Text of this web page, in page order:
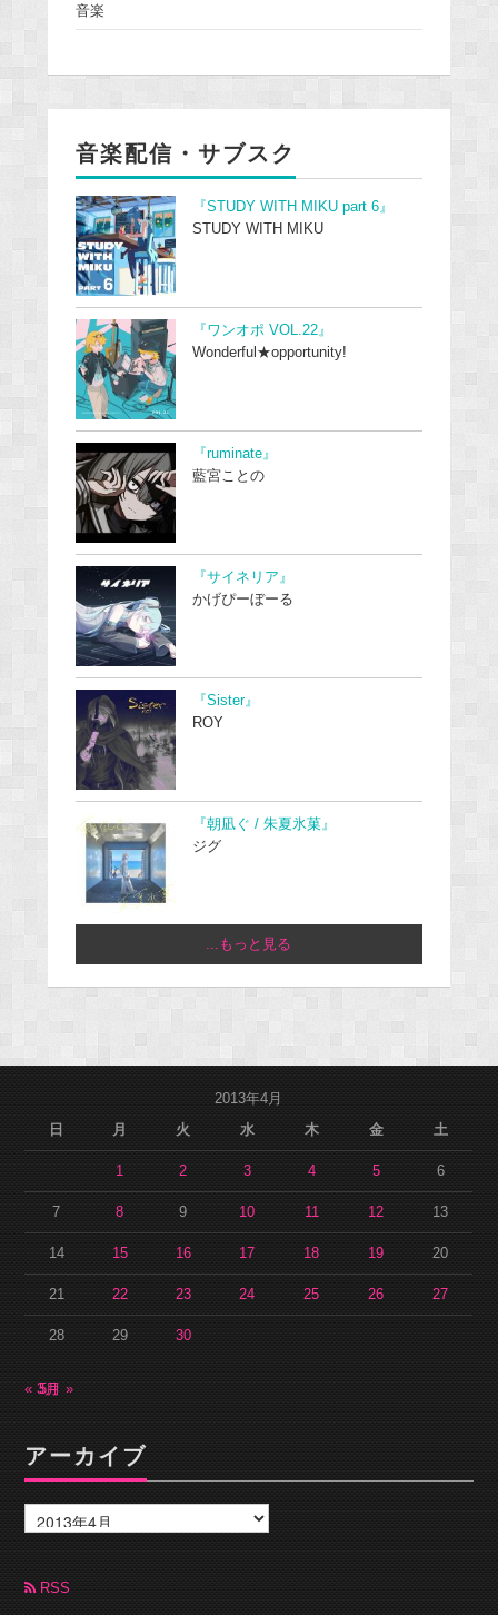
音楽
音楽配信・サブスク
『STUDY WITH MIKU part 6』
STUDY WITH MIKU
『ワンオポ VOL.22』
Wonderful★opportunity!
『ruminate』
藍宮ことの
『サイネリア』
かげぴーぼーる
『Sister』
ROY
『朝凪ぐ / 朱夏氷菓』
ジグ
...もっと見る
2013年4月
日
月 火 水 木 金 土
1 2 3 4 5 6
7 8 9 10 11 12 13
14 15 16 17 18 19 20
21 22 23 24 25 26 27
28 29 30
« 3月5月 »
アーカイブ
ー
カ
ブ RSS